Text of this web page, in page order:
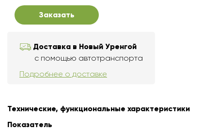
Заказать
Доставка в Новый Уренгой
с помощью автотранспорта
Подробнее о доставке
Технические, функциональные характеристики
Показатель